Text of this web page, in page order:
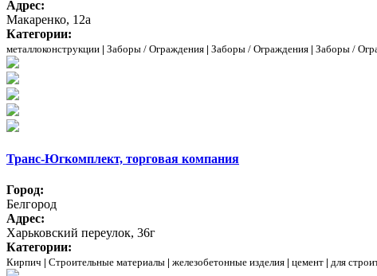
Адрес:
Макаренко, 12а
Категории:
металлоконструкции | Заборы / Ограждения | Заборы / Ограждения | Заборы /
Транс-Югкомплект, торговая компания
Город:
Белгород
Адрес:
Харьковский переулок, 36г
Категории:
Кирпич | Строительные материалы | железобетонные изделия | цемент | для